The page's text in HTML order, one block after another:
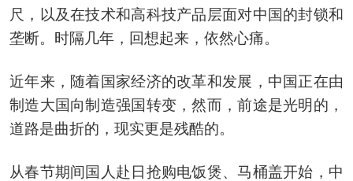
尺，以及在技术和高科技产品层面对中国的封锁和
垄断。时隔几年，回想起来，依然心痛。
近年来，随着国家经济的改革和发展，中国正在由
制造大国向制造强国转变，然而，前途是光明的，
道路是曲折的，现实更是残酷的。
从春节期间国人赴日抢购电饭煲、马桶盖开始，中